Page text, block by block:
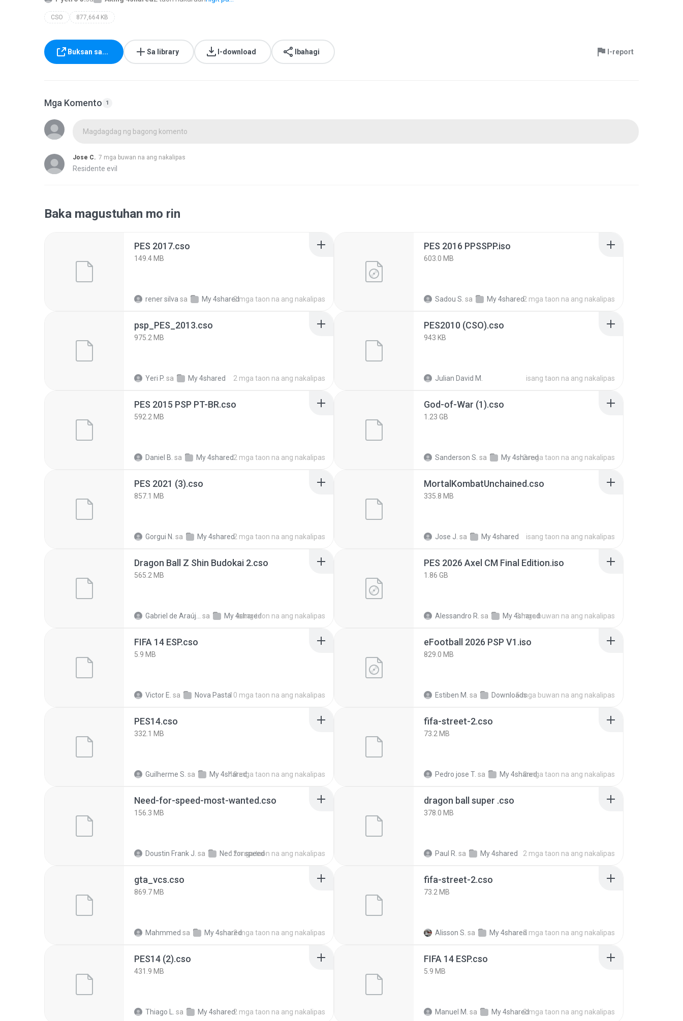
CSO 877,664 KB
Buksan sa... Sa library I-download Ibahagi I-report
Mga Komento 1
Magdagdag ng bagong komento
Jose C. 7 mga buwan na ang nakalipas
Residente evil
Baka magustuhan mo rin
PES 2017.cso
149.4 MB
rener silva sa My 4shared2 mga taon na ang nakalipas
PES 2016 PPSSPP.iso
603.0 MB
Sadou S. sa My 4shared2 mga taon na ang nakalipas
psp_PES_2013.cso
975.2 MB
Yeri P. sa My 4shared 2 mga taon na ang nakalipas
PES2010 (CSO).cso
943 KB
Julian David M. isang taon na ang nakalipas
PES 2015 PSP PT-BR.cso
592.2 MB
Daniel B. sa My 4shared2 mga taon na ang nakalipas
God-of-War (1).cso
1.23 GB
Sanderson S. sa My 4shared2 mga taon na ang nakalipas
PES 2021 (3).cso
857.1 MB
Gorgui N. sa My 4shared2 mga taon na ang nakalipas
MortalKombatUnchained.cso
335.8 MB
Jose J. sa My 4shared isang taon na ang nakalipas
Dragon Ball Z Shin Budokai 2.cso
565.2 MB
sa My 4shared
isang taon na ang nakalipas
PES 2026 Axel CM Final Edition.iso
1.86 GB
Alessandro R. sa My 4shared
3 mga buwan na ang nakalipas
FIFA 14 ESP.cso
5.9 MB
Victor E. sa Nova Pasta10 mga taon na ang nakalipas
eFootball 2026 PSP V1.iso
829.0 MB
Estiben M. sa Downloads5 mga buwan na ang nakalipas
PES14.cso
332.1 MB
Guilherme S. sa My 4shared10 mga taon na ang nakalipas
fifa-street-2.cso
73.2 MB
Pedro jose T. sa My 4shared2 mga taon na ang nakalipas
Need-for-speed-most-wanted.cso
156.3 MB
Doustin Frank J. sa Ned for speed
12 mga taon na ang nakalipas
dragon ball super .cso
378.0 MB
Paul R. sa My 4shared 2 mga taon na ang nakalipas
gta_vcs.cso
869.7 MB
Mahmmed sa My 4shared2 mga taon na ang nakalipas
fifa-street-2.cso
73.2 MB
Alisson S. sa My 4shared2 mga taon na ang nakalipas
PES14 (2).cso
431.9 MB
Thiago L. sa My 4shared2 mga taon na ang nakalipas
FIFA 14 ESP.cso
5.9 MB
Manuel M. sa My 4shared2 mga taon na ang nakalipas